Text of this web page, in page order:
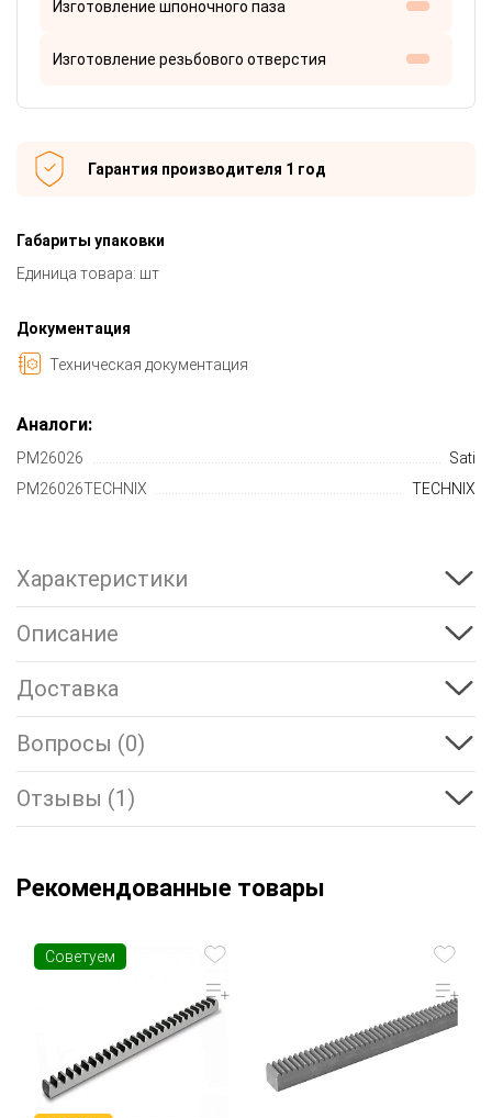
Изготовление шпоночного паза
Изготовление резьбового отверстия
Гарантия производителя 1 год
Габариты упаковки
Единица товара: шт
Документация
Техническая документация
Аналоги:
PM26026
Sati
PM26026TECHNIX
TECHNIX
Характеристики
Описание
Доставка
Вопросы (0)
Отзывы (1)
Рекомендованные товары
Советуем